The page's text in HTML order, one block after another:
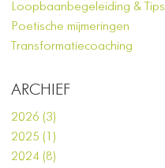
Loopbaanbegeleiding & Tips
Poetische mijmeringen
Transformatiecoaching
ARCHIEF
2026 (3)
2025 (1)
2024 (8)